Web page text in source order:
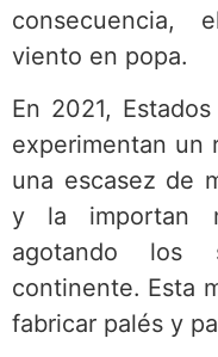
consecuencia,
viento en popa.
En 2021,
experimentan un
una escasez de
y la importan
agotando los
continente. Esta
fabricar palés y